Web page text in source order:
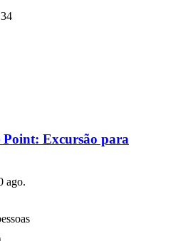
Excursão para
ago.